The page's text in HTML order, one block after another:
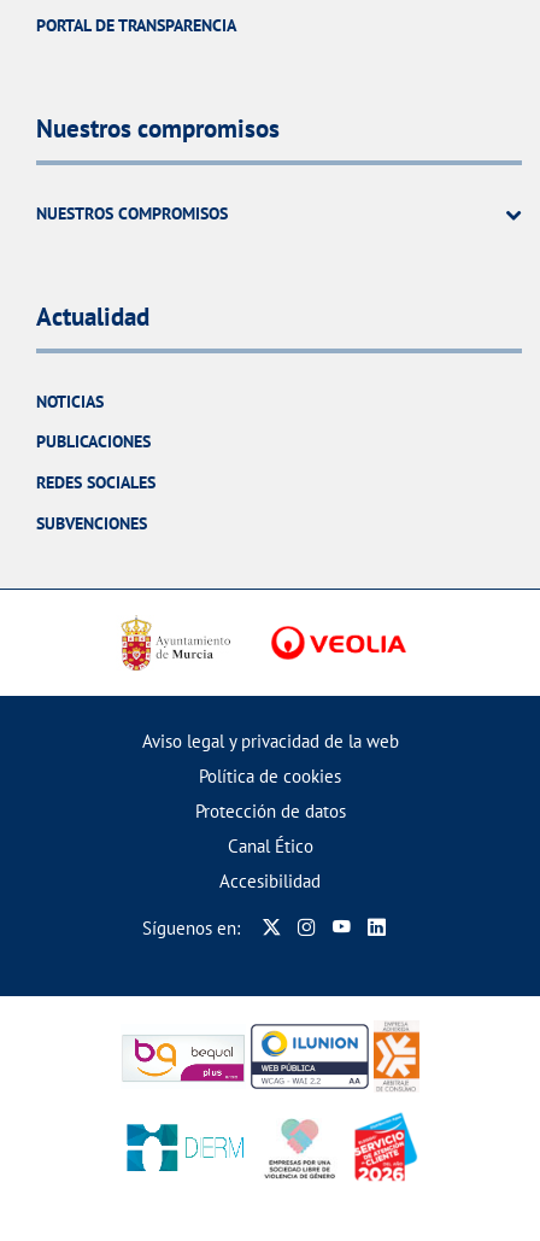
PORTAL DE TRANSPARENCIA
Nuestros compromisos
NUESTROS COMPROMISOS
Actualidad
NOTICIAS
PUBLICACIONES
REDES SOCIALES
SUBVENCIONES
Aviso legal y privacidad de la web
Política de cookies
Protección de datos
Canal Ético
Accesibilidad
Síguenos en: